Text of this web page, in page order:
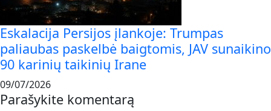
Eskalacija Persijos įlankoje: Trumpas
paliaubas paskelbė baigtomis, JAV sunaikino
90 karinių taikinių Irane
09/07/2026
Parašykite komentarą